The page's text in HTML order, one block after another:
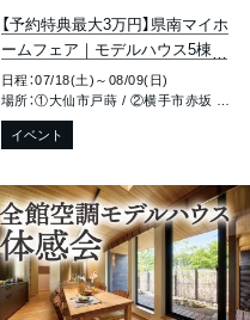
【予約特典最大3万円】県南マイホ
ームフェア｜モデルハウス5棟同
時公開｜大仙市戸蒔・横手市赤
坂・湯沢市元清水
日程：07/18(土)～08/09(日)
イベント